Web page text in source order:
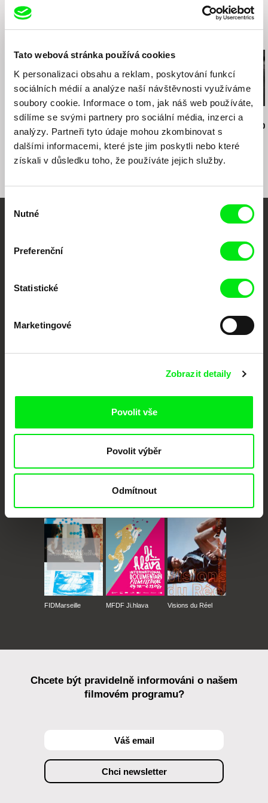
Tato webová stránka používá cookies
K personalizaci obsahu a reklam, poskytování funkcí
sociálních médií a analýze naší návštěvnosti využíváme
soubory cookie. Informace o tom, jak náš web používáte,
sdílíme se svými partnery pro sociální média, inzerci a
analýzy. Partneři tyto údaje mohou zkombinovat s
dalšími informacemi, které jste jim poskytli nebo které
získali v důsledku toho, že používáte jejich služby.
souhlasu
Nutné
Preferenční
Statistické
Marketingové
Zobrazit detaily
Povolit vše
Povolit výběr
Odmítnout
fax: +420 221 105 220
Jiří Menzel
Na samotě u lesa
Nikolas Sand
léto09
Martin Hollý
Případ pro
Portál DAFilms.cz je výsledkem tvůrčí spolupráce 7 klíčových evropských
posouvat hranice dokumentárního filmu, propagovat jeho rozmanitost a
Členové Doc Alliance
Millennium Docs
FIDMarseille MFDF Ji.hlava Visions du Réel
Chcete být pravidelně informováni o našem
filmovém programu?